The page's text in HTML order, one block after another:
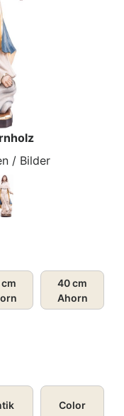
/ Bilder
40 cm
Ahorn
Color